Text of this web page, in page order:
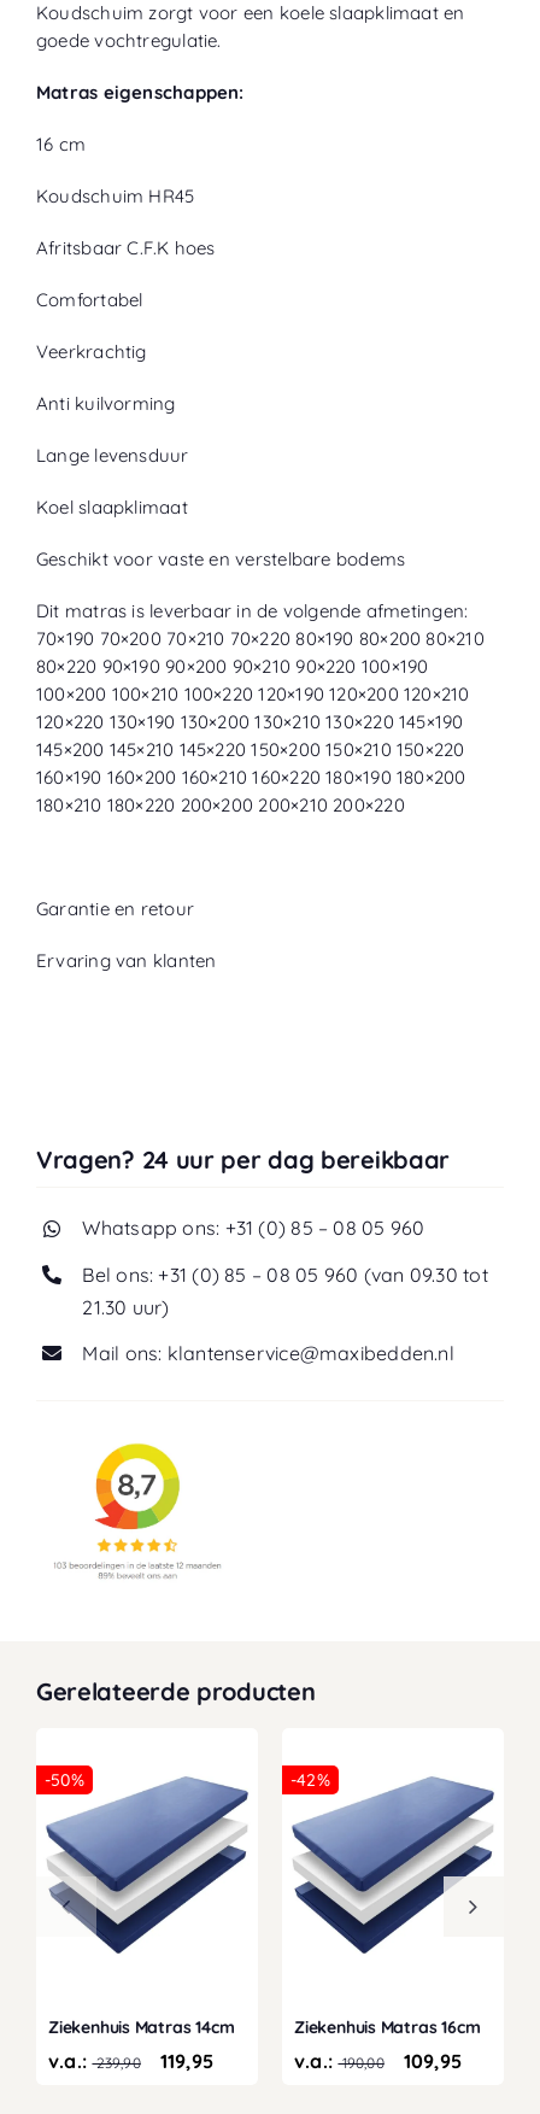
Koudschuim zorgt voor een koele slaapklimaat en
goede vochtregulatie.
Matras eigenschappen:
16 cm
Koudschuim HR45
Afritsbaar C.F.K hoes
Comfortabel
Veerkrachtig
Anti kuilvorming
Lange levensduur
Koel slaapklimaat
Geschikt voor vaste en verstelbare bodems
Dit matras is leverbaar in de volgende afmetingen:
70×190 70×200 70×210 70×220 80×190 80×200 80×210
80×220 90×190 90×200 90×210 90×220 100×190
100×200 100×210 100×220 120×190 120×200 120×210
120×220 130×190 130×200 130×210 130×220 145×190
145×200 145×210 145×220 150×200 150×210 150×220
160×190 160×200 160×210 160×220 180×190 180×200
180×210 180×220 200×200 200×210 200×220
Garantie en retour
Ervaring van klanten
Vragen? 24 uur per dag bereikbaar
Whatsapp ons: +31 (0) 85 – 08 05 960
Bel ons: +31 (0) 85 – 08 05 960 (van 09.30 tot
21.30 uur)
Mail ons: klantenservice@maxibedden.nl
Gerelateerde producten
-50%
Ziekenhuis Matras 14cm
v.a.:239,90 119,95
-42%
Ziekenhuis Matras 16cm
v.a.:190,00 109,95